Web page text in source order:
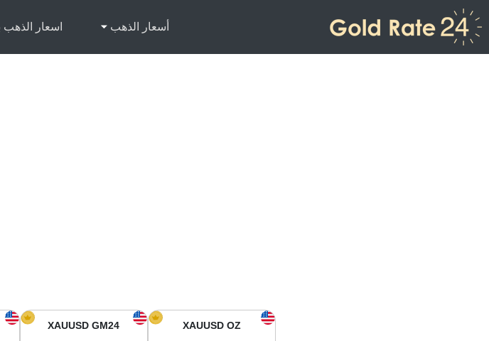
أسعار الذهب اسعار الذهب
XAUUSD OZ
XAUUSD GM24